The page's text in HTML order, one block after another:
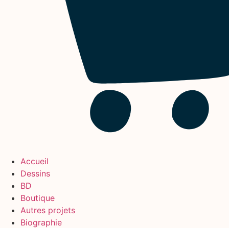
Accueil
Dessins
BD
Boutique
Autres projets
Biographie